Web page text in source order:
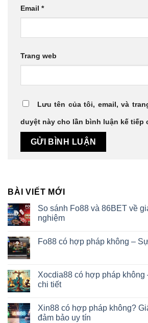
Email *
Trang web
Lưu tên của tôi, email, và
duyệt này cho lần bình luận kế tiếp
BÀI VIẾT MỚI
So sánh Fo88 và 86BET về
nghiệm
Fo88 có hợp pháp không –
Xocdia88 có hợp pháp không
chi tiết
Xin88 có hợp pháp không?
đảm bảo uy tín